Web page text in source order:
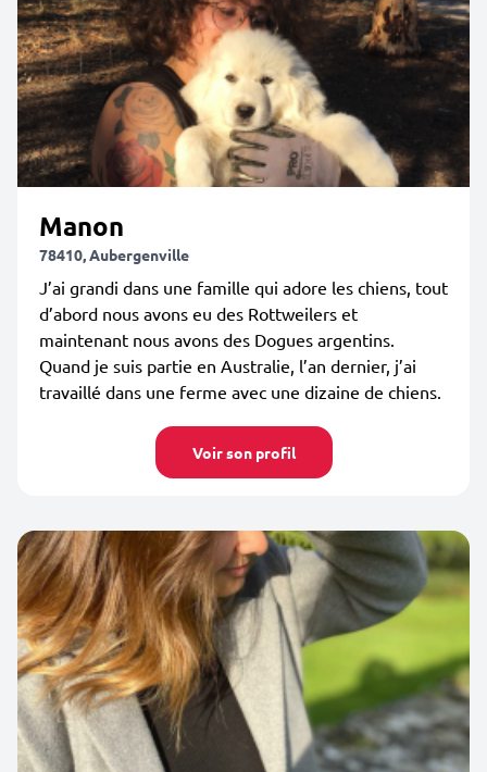
Manon
78410, Aubergenville
J’ai grandi dans une famille qui adore les chiens, tout
d’abord nous avons eu des Rottweilers et
maintenant nous avons des Dogues argentins.
Quand je suis partie en Australie, l’an dernier, j’ai
travaillé dans une ferme avec une dizaine de chiens.
Voir son profil